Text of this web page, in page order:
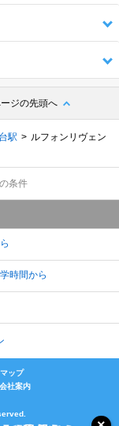
ジの先頭へ
駅
ルフォンリヴェン
条件
時間から
ップ
会社案内